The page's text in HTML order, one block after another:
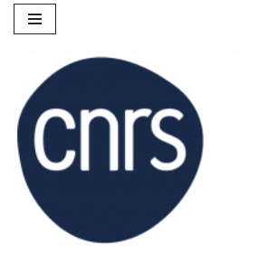
contenu